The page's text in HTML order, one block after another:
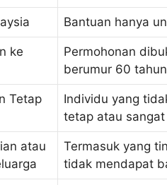
Bantuan hanya
ke
Permohonan
berumur 60
Tetap
Individu yang
tetap atau
atau
Termasuk yang
tidak mendapat